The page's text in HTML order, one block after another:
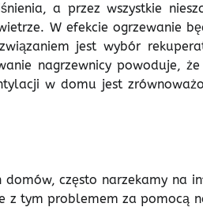
a przez wszystkie
W efekcie ogrzewanie
jest wybór
nagrzewnicy powoduje,
w domu jest
często narzekamy na
z tym problemem za pomocą